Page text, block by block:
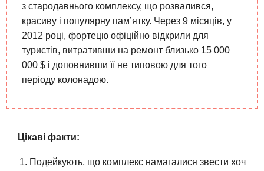
з стародавнього комплексу, що розвалився,
красиву і популярну пам’ятку. Через 9 місяців, у
2012 році, фортецю офіційно відкрили для
туристів, витративши на ремонт близько 15 000
000 $ і доповнивши її не типовою для того
періоду колонадою.
Цікаві факти:
Подейкують, що комплекс намагалися звести хоч